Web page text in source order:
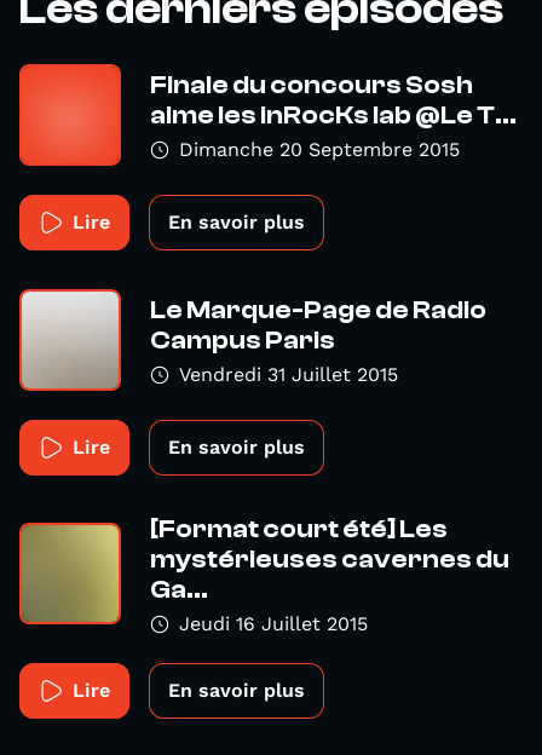
Finale du concours Sosh
aime les inRocKs lab @Le T...
Dimanche 20 Septembre 2015
Lire En savoir plus
Le Marque-Page de Radio
Campus Paris
Vendredi 31 Juillet 2015
Lire En savoir plus
[Format court été] Les
mystérieuses cavernes du
Ga...
Jeudi 16 Juillet 2015
Lire En savoir plus